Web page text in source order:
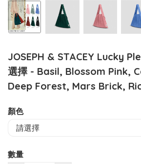
JOSEPH & STACEY Lucky
選擇 - Basil, Blossom Pink,
Deep Forest, Mars Brick,
顏色
數量